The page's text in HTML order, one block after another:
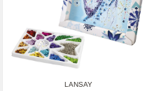
LANSAY